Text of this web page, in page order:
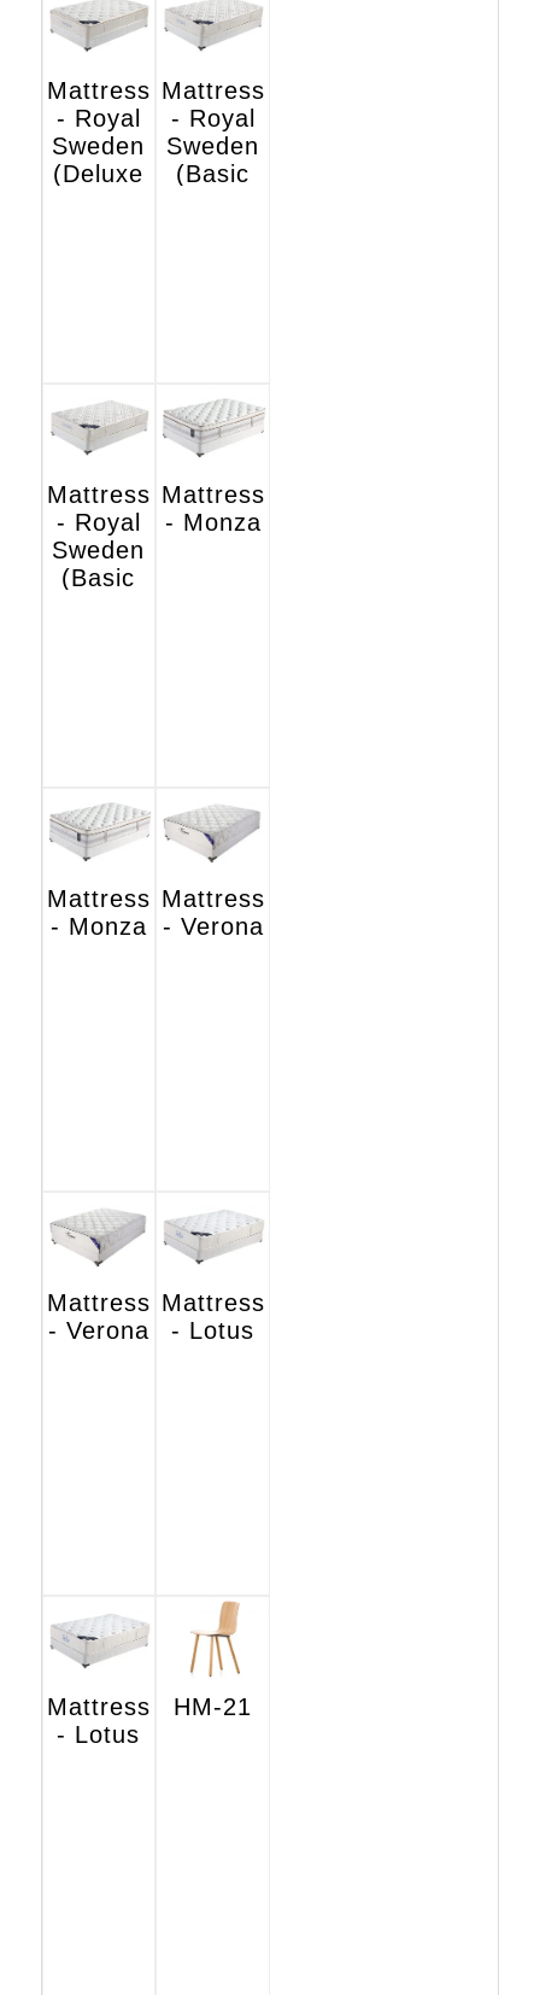
Mattress
- Royal
Sweden
(Deluxe
Mattress
- Royal
Sweden
(Basic
Mattress
- Royal
Sweden
(Basic
Mattress
- Monza
Mattress
- Monza
Mattress
- Verona
Mattress
- Verona
Mattress
- Lotus
Mattress
- Lotus
HM-21